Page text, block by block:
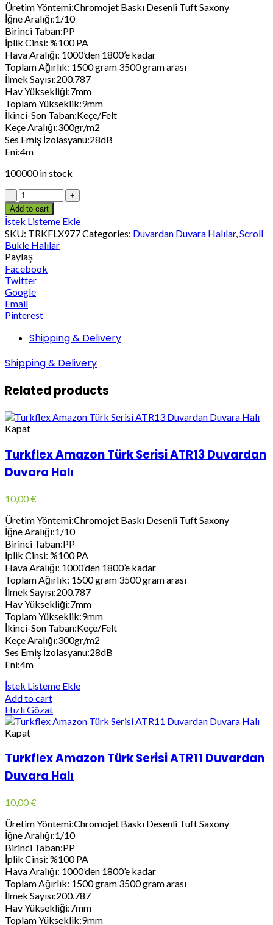
Üretim Yöntemi:Chromojet Baskı Desenli Tuft Saxony
İğne Aralığı:1/10
Birinci Taban:PP
İplik Cinsi: %100 PA
Hava Aralığı: 1000’den 1800’e kadar
Toplam Ağırlık: 1500 gram 3500 gram arası
İlmek Sayısı:200.787
Hav Yüksekliği:7mm
Toplam Yükseklik:9mm
İkinci-Son Taban:Keçe/Felt
Keçe Aralığı:300gr/m2
Ses Emiş İzolasyanu:28dB
Eni:4m
100000 in stock
Add to cart
İstek Listeme Ekle
SKU: TRKFLX977Categories: Duvardan Duvara Halılar, Scroll
Bukle Halılar
Paylaş
Facebook
Twitter
Google
Email
Pinterest
Shipping & Delivery
Shipping & Delivery
Related products
Kapat
Turkflex Amazon Türk Serisi ATR13 Duvardan
Duvara Halı
10,00€
Üretim Yöntemi:Chromojet Baskı Desenli Tuft Saxony
İğne Aralığı:1/10
Birinci Taban:PP
İplik Cinsi: %100 PA
Hava Aralığı: 1000’den 1800’e kadar
Toplam Ağırlık: 1500 gram 3500 gram arası
İlmek Sayısı:200.787
Hav Yüksekliği:7mm
Toplam Yükseklik:9mm
İkinci-Son Taban:Keçe/Felt
Keçe Aralığı:300gr/m2
Ses Emiş İzolasyanu:28dB
Eni:4m
İstek Listeme Ekle
Add to cart
Hızlı Gözat
Kapat
Turkflex Amazon Türk Serisi ATR11 Duvardan
Duvara Halı
10,00€
Üretim Yöntemi:Chromojet Baskı Desenli Tuft Saxony
İğne Aralığı:1/10
Birinci Taban:PP
İplik Cinsi: %100 PA
Hava Aralığı: 1000’den 1800’e kadar
Toplam Ağırlık: 1500 gram 3500 gram arası
İlmek Sayısı:200.787
Hav Yüksekliği:7mm
Toplam Yükseklik:9mm